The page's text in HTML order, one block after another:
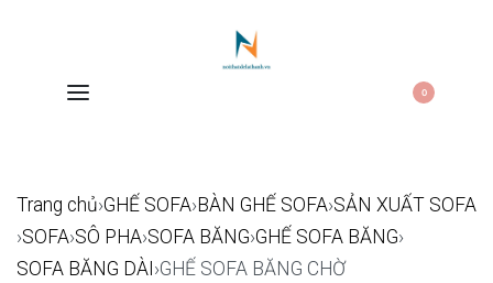
0
Trang chủ›GHẾ SOFA›BÀN GHẾ SOFA›SẢN XUẤT SOFA
›SOFA›SÔ PHA›SOFA BĂNG›GHẾ SOFA BĂNG›
SOFA BĂNG DÀI ›GHẾ SOFA BĂNG CHỜ